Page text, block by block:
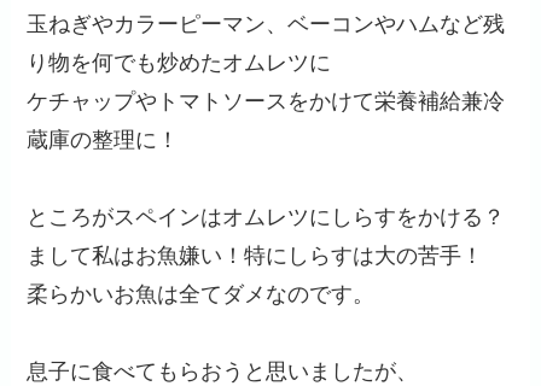
玉ねぎやカラーピーマン、ベーコンやハムなど残
り物を何でも炒めたオムレツに
ケチャップやトマトソースをかけて栄養補給兼冷
蔵庫の整理に！
ところがスペインはオムレツにしらすをかける？
まして私はお魚嫌い！特にしらすは大の苦手！
柔らかいお魚は全てダメなのです。
息子に食べてもらおうと思いましたが、